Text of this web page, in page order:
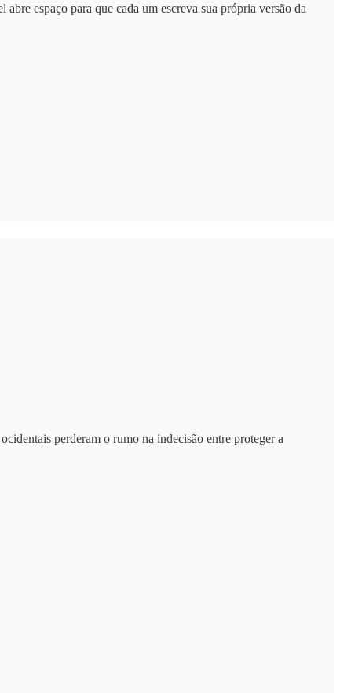
espaço para que cada um escreva sua própria versão da
perderam o rumo na indecisão entre proteger a